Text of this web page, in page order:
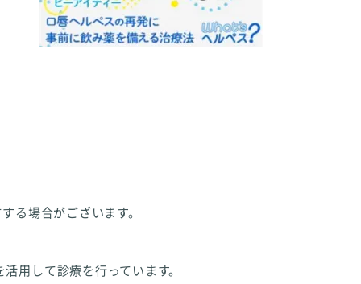
る場合がございます。
用して診療を行っています。